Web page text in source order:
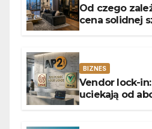
Od czego
cena solidnej
BIZNES
Vendor lock-
uciekają od